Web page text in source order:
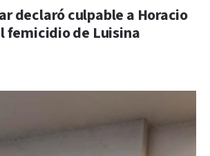
declaró culpable a Horacio
femicidio de Luisina